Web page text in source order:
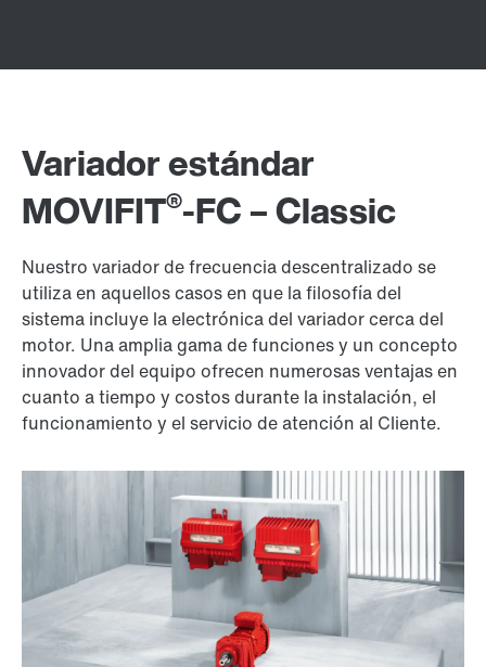
Variador estándar
MOVIFIT®-FC – Classic
Nuestro variador de frecuencia descentralizado se
utiliza en aquellos casos en que la filosofía del
sistema incluye la electrónica del variador cerca del
motor. Una amplia gama de funciones y un concepto
innovador del equipo ofrecen numerosas ventajas en
cuanto a tiempo y costos durante la instalación, el
funcionamiento y el servicio de atención al Cliente.